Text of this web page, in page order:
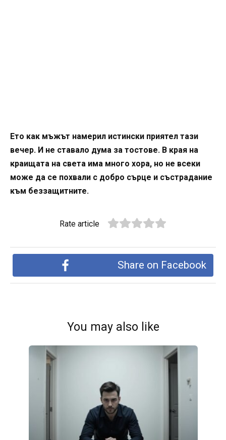
Ето как мъжът намерил истински приятел тази
вечер. И не ставало дума за тостове. В края на
краищата на света има много хора, но не всеки
може да се похвали с добро сърце и състрадание
към беззащитните.
Rate article
Share on Facebook
You may also like